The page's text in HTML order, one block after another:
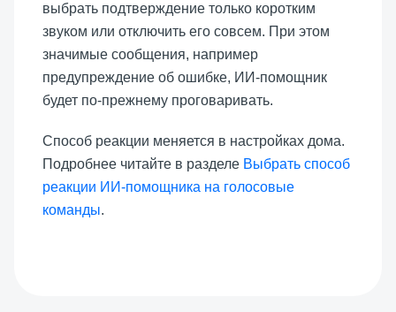
выбрать подтверждение только коротким
звуком или отключить его совсем. При этом
значимые сообщения, например
предупреждение об ошибке, ИИ-помощник
будет по-прежнему проговаривать.
Способ реакции меняется в настройках дома.
Подробнее читайте в разделе Выбрать способ
реакции ИИ-помощника на голосовые
команды.